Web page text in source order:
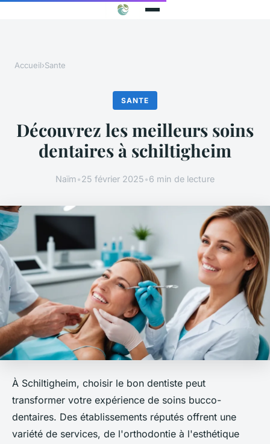
Accueil›Sante
SANTE
Découvrez les meilleurs soins
dentaires à schiltigheim
Naïm•25 février 2025•6 min de lecture
À Schiltigheim, choisir le bon dentiste peut
transformer votre expérience de soins bucco-
dentaires. Des établissements réputés offrent une
variété de services, de l'orthodontie à l'esthétique